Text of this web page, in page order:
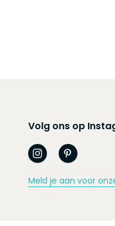
Volg ons op
Meld je aan voor